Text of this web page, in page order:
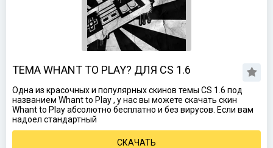
ТЕМА WHANT TO PLAY? ДЛЯ CS 1.6
Одна из красочных и популярных скинов темы CS 1.6 под
названием Whant to Play , у нас вы можете скачать скин
Whant to Play абсолютно бесплатно и без вирусов. Если вам
надоел стандартный
СКАЧАТЬ